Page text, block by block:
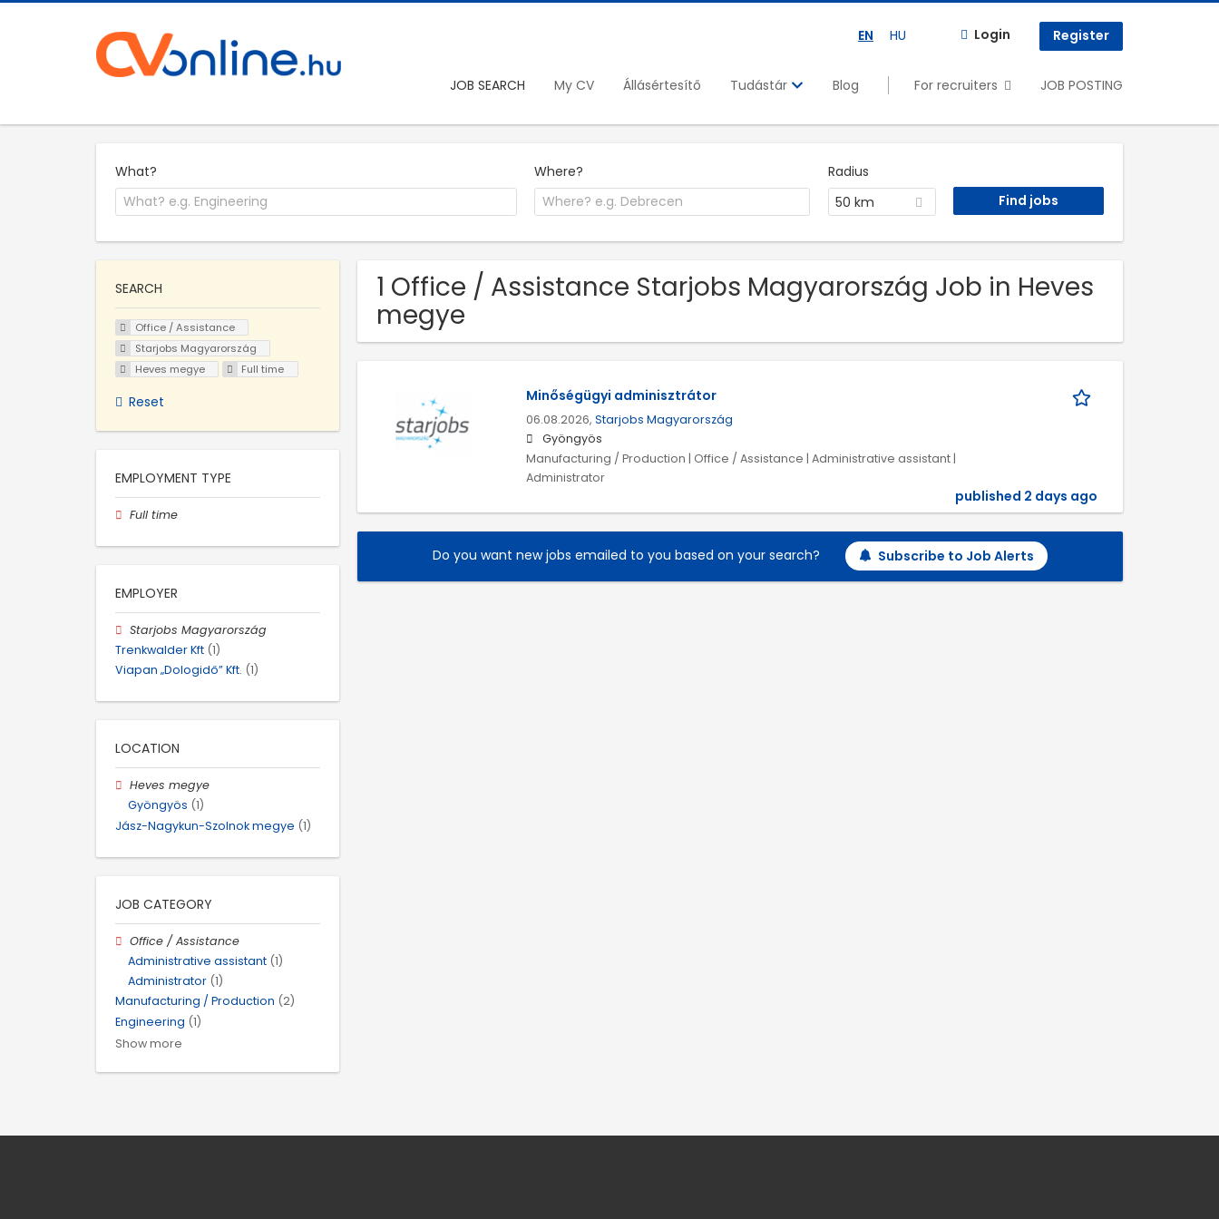
EN HU Login Register
JOB SEARCH My CV Állásértesítő Tudástár Blog For recruiters JOB POSTING
What? Where?
Radius
50 km
1 Office / Assistance Starjobs Magyarország Job in Heves
megye
Minőségügyi adminisztrátor
06.08.2026, Starjobs Magyarország
Gyöngyös
Manufacturing / Production | Office / Assistance | Administrative assistant |
Administrator
published 2 days ago
Do you want new jobs emailed to you based on your search? Subscribe to Job Alerts
SEARCH
Office / Assistance
Starjobs Magyarország
Heves megye
Full time
Reset
EMPLOYMENT TYPE
Full time
EMPLOYER
Starjobs Magyarország
Trenkwalder Kft (1)
Viapan „Dologidő” Kft. (1)
LOCATION
Heves megye
Gyöngyös (1)
Jász-Nagykun-Szolnok megye (1)
JOB CATEGORY
Office / Assistance
Administrative assistant (1)
Administrator (1)
Manufacturing / Production (2)
Engineering (1)
Show more